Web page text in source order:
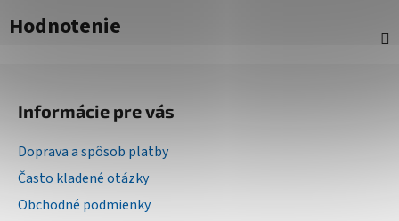
Hodnotenie
Informácie pre vás
Doprava a spôsob platby
Často kladené otázky
Obchodné podmienky